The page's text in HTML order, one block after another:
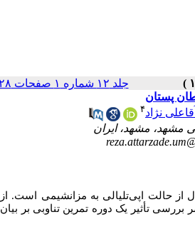
جلد ۱۲ شماره ۱ صفحات ۲۸-۱۹
نژاد۴
از حالت اپی‌تلیالی به مزانشیمی است. از
تأثیر یک دوره تمرین تناوبی بر بیان